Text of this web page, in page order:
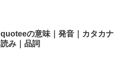
quoteeの意味｜発音｜カタカナ
読み｜品詞